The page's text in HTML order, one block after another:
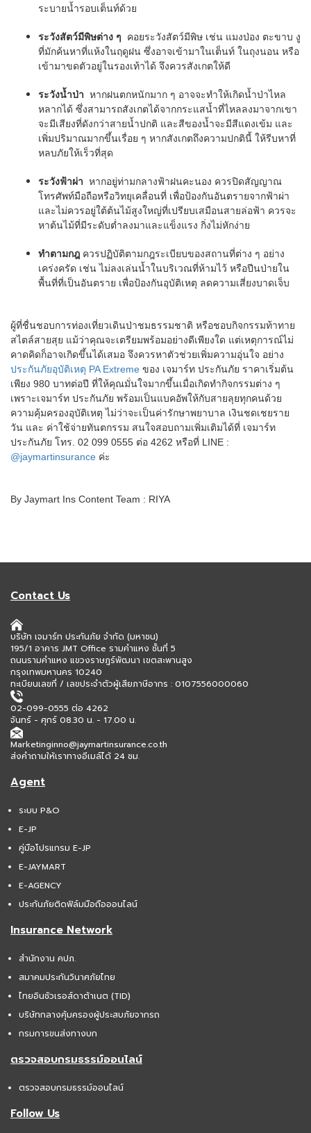
ระบายน้ำรอบเต็นท์ด้วย
ระวังสัตว์มีพิษต่าง ๆ คอยระวังสัตว์มีพิษ เช่น แมงป่อง ตะขาบ งู
ที่มักค้นหาที่แห้งในฤดูฝน ซึ่งอาจเข้ามาในเต็นท์ ในถุงนอน หรือ
เข้ามาขดตัวอยู่ในรองเท้าได้ จึงควรสังเกตให้ดี
ระวังน้ำป่า หากฝนตกหนักมาก ๆ อาจจะทำให้เกิดน้ำป่าไหล
หลากได้ ซึ่งสามารถสังเกตได้จากกระแสน้ำที่ไหลลงมาจากเขา
จะมีเสียงที่ดังกว่าสายน้ำปกติ และสีของน้ำจะมีสีแดงเข้ม และ
เพิ่มปริมาณมากขึ้นเรื่อย ๆ หากสังเกตถึงความปกตินี้ ให้รีบหาที่
หลบภัยให้เร็วที่สุด
ระวังฟ้าผ่า หากอยู่ท่ามกลางฟ้าฝนคะนอง ควรปิดสัญญาณ
โทรศัพท์มือถือหรือวิทยุเคลื่อนที่ เพื่อป้องกันอันตรายจากฟ้าผ่า
และไม่ควรอยู่ใต้ต้นไม้สูงใหญ่ที่เปรียบเสมือนสายล่อฟ้า ควรจะ
หาต้นไม้ที่มีระดับต่ำลงมาและแข็งแรง กิ่งไม่หักง่าย
ทำตามกฎ ควรปฏิบัติตามกฎระเบียบของสถานที่ต่าง ๆ อย่าง
เคร่งครัด เช่น ไม่ลงเล่นน้ำในบริเวณที่ห้ามไว้ หรือปีนป่ายใน
พื้นที่ที่เป็นอันตราย เพื่อป้องกันอุบัติเหตุ ลดความเสี่ยงบาดเจ็บ
ผู้ที่ชื่นชอบการท่องเที่ยวเดินป่าชมธรรมชาติ หรือชอบกิจกรรมท้าทาย
สไตล์สายสุย แม้ว่าคุณจะเตรียมพร้อมอย่างดีเพียงใด แต่เหตุการณ์ไม่
คาดคิดก็อาจเกิดขึ้นได้เสมอ จึงควรหาตัวช่วยเพิ่มความอุ่นใจ อย่าง
ประกันภัยอุบัติเหตุ PA Extreme ของ เจมาร์ท ประกันภัย ราคาเริ่มต้น
เพียง 980 บาทต่อปี ที่ให้คุณมั่นใจมากขึ้นเมื่อเกิดทำกิจกรรมต่าง ๆ
เพราะเจมาร์ท ประกันภัย พร้อมเป็นแบคอัพให้กับสายลุยทุกคนด้วย
ความคุ้มครองอุบัติเหตุ ไม่ว่าจะเป็นค่ารักษาพยาบาล เงินชดเชยราย
วัน และ ค่าใช้จ่ายทันตกรรม สนใจสอบถามเพิ่มเติมได้ที่ เจมาร์ท
ประกันภัย โทร. 02 099 0555 ต่อ 4262 หรือที่ LINE :
@jaymartinsurance ค่ะ
By Jaymart Ins Content Team : RIYA
Contact Us
บริษัท เจมาร์ท ประกันภัย จำกัด (มหาชน)
195/1 อาคาร JMT Office รามคำแหง ชั้นที่ 5
ถนนรามคำแหง แขวงราษฎร์พัฒนา เขตสะพานสูง
กรุงเทพมหานคร 10240
ทะเบียนเลขที่ / เลขประจำตัวผู้เสียภาษีอากร : 0107556000060
02-099-0555 ต่อ 4262
จันทร์ - ศุกร์ 08.30 น. - 17.00 น.
Marketinginno@jaymartinsurance.co.th
ส่งคำถามให้เราทางอีเมล์ได้ 24 ชม.
Agent
ระบบ P&O
E-JP
คู่มือโปรแกรม E-JP
E-JAYMART
E-AGENCY
ประกันภัยติดฟิล์มมือถือออนไลน์
Insurance Network
สำนักงาน คปภ.
สมาคมประกันวินาศภัยไทย
ไทยอินชัวเรอส์ดาต้าเนต (TID)
บริษัทกลางคุ้มครองผู้ประสบภัยจากรถ
กรมการขนส่งทางบก
ตรวจสอบกรมธรรม์ออนไลน์
ตรวจสอบกรมธรรม์ออนไลน์
Follow Us